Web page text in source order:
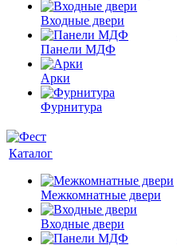
Входные двери
Панели МДФ
Арки
Фурнитура
Каталог
Межкомнатные двери
Входные двери